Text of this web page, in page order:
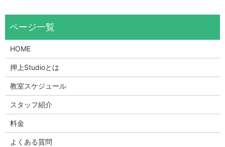
HOME
押上Studioとは
教室スケジュール
スタッフ紹介
料金
よくある質問